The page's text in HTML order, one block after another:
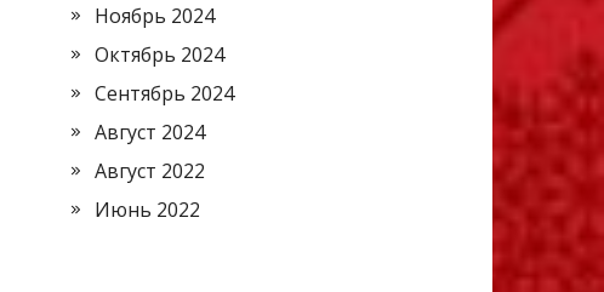
Ноябрь 2024
Октябрь 2024
Сентябрь 2024
Август 2024
Август 2022
Июнь 2022